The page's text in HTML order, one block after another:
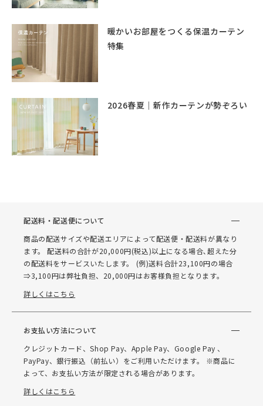
暖かいお部屋をつくる保温カーテン
特集
2026春夏｜新作カーテンが勢ぞろい
配送料・配送便について
商品の配送サイズや配送エリアによって配送便・配送料が異なり
ます。 配送料の合計が20,000円(税込)以上になる場合､超えた分
の配送料をサービスいたします。 (例)送料合計23,100円の場合
⇒3,100円は弊社負担、20,000円はお客様負担となります。
詳しくはこちら
お支払い方法について
クレジットカード、Shop Pay、Apple Pay、Google Pay 、
PayPay、銀行振込（前払い）をご利用いただけます。 ※商品に
よって、お支払い方法が限定される場合があります。
詳しくはこちら